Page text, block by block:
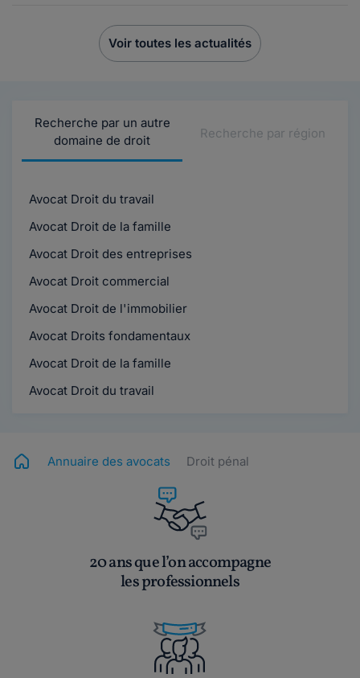
Voir toutes les actualités
Recherche par un autre
domaine de droit
Recherche par région
Avocat Droit du travail
Avocat Droit de la famille
Avocat Droit des entreprises
Avocat Droit commercial
Avocat Droit de l'immobilier
Avocat Droits fondamentaux
Avocat Droit de la famille
Avocat Droit du travail
Annuaire des avocats Droit pénal
20 ans que l’on accompagne
les professionnels